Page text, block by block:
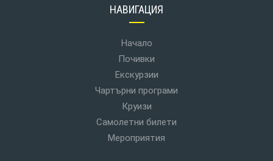
НАВИГАЦИЯ
Начало
Почивки
Екскурзии
Чартърни програми
Круизи
Самолетни билети
Мероприятия